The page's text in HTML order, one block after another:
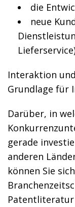
die
neue
Interaktion
Grundlage für
Darüber, in
gerade
anderen
können Sie